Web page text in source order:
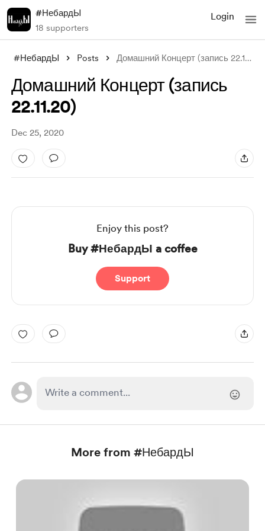
#НебардЫ
18 supporters
Login
#НебардЫ Posts Домашний Концерт (запись 22.11.20)
Домашний Концерт (запись
22.11.20)
Dec 25, 2020
Enjoy this post?
Buy #НебардЫ a coffee
Support
More from #НебардЫ